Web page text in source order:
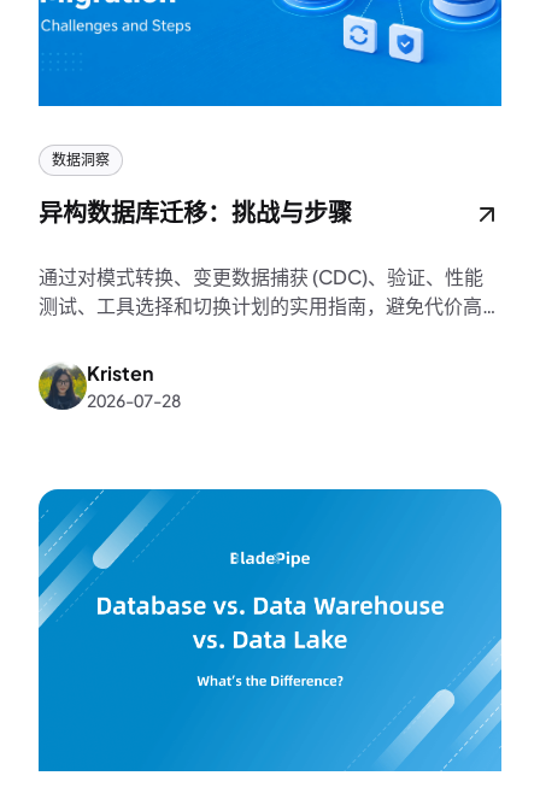
数据洞察
异构数据库迁移：挑战与步骤
通过对模式转换、变更数据捕获 (CDC)、验证、性能
测试、工具选择和切换计划的实用指南，避免代价高昂
Kristen
2026-07-28